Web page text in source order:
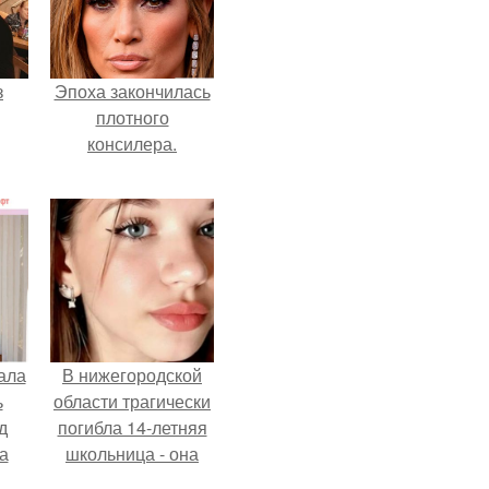
Эпоха закончилась
плотного
консилера.
В нижегородской
области трагически
погибла 14-летняя
школьница - она